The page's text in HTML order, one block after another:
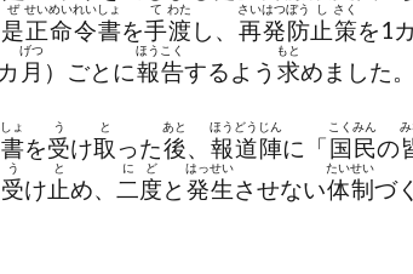
是
ぜ
正
せい
命
めい
令
れい
書
しょ
を手
て
渡
わた
し、 再
さい
発
はつ
防
ぼう
止
し
策
さく
を1カ
月
げつ
）ごとに報
ほう
告
こく
するよう 求
もと
めました。
書
しょ
を受
う
け取
と
った後
あと
、 報
ほう
道
どう
陣
じん
に「国
こく
民
みん
の
み
受
う
け 止
と
め、 二
に
度
ど
と 発
はっ
生
せい
させない体
たい
制
せい
づ